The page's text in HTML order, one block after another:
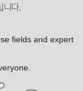
니다.
fields and expert